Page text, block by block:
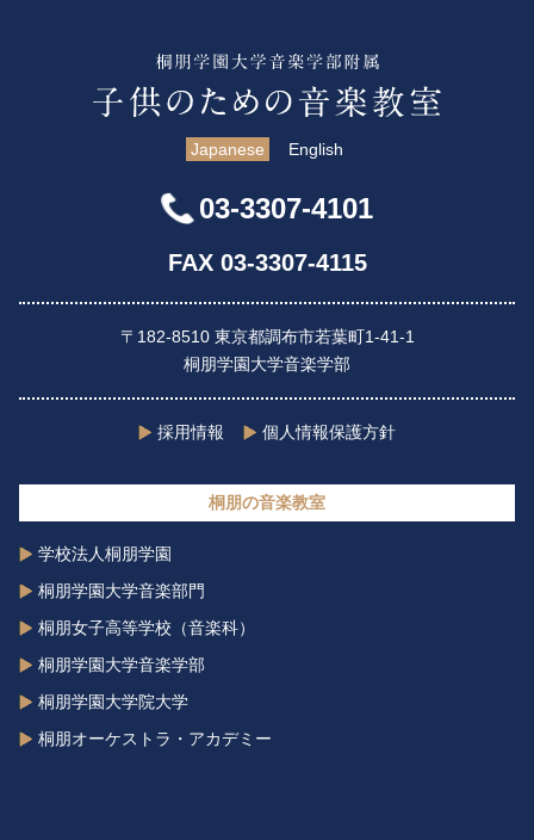
Japanese English
03-3307-4101
FAX 03-3307-4115
〒182-8510 東京都調布市若葉町1-41-1
桐朋学園大学音楽学部
採用情報 個人情報保護方針
桐朋の音楽教室
学校法人桐朋学園
桐朋学園大学音楽部門
桐朋女子高等学校（音楽科）
桐朋学園大学音楽学部
桐朋学園大学院大学
桐朋オーケストラ・アカデミー